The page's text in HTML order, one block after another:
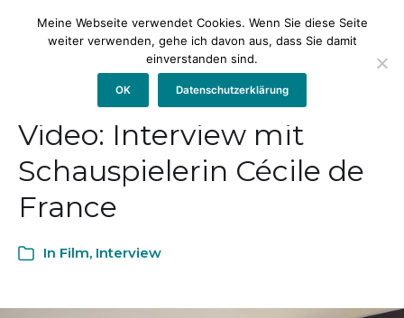
Video: Interview mit
Schauspielerin Cécile de
France
In Film, Interview
Meine Webseite verwendet Cookies. Wenn Sie diese Seite
weiter verwenden, gehe ich davon aus, dass Sie damit
einverstanden sind.
OK Datenschutzerklärung